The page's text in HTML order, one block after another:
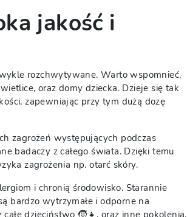
jakość i
rozchwytywane. Warto wspomnieć,
oraz domy dziecka. Dzieje się tak
zapewniając przy tym dużą dozę
zagrożeń występujących podczas
badaczy z całego świata. Dzięki temu
zagrożenia np. otarć skóry.
i chronią środowisko. Starannie
bardzo wytrzymałe i odporne na